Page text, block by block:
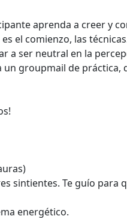
aprenda a creer y
el comienzo, las
a ser neutral en la
groupmail de práctica,
sintientes. Te guío para
energético.